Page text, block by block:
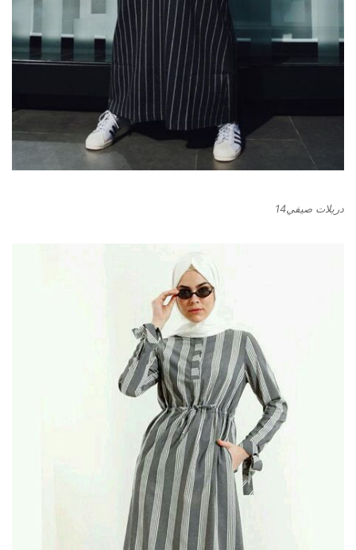
دريلات صيفي14